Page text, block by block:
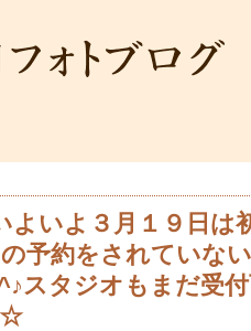
いよ３月１９日は
予約をされていな
スタジオもまだ受
☆